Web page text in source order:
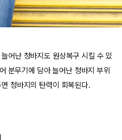
어난 청바지도 원상복구 시킬 수 있
분무기에 담아 늘어난 청바지 부위
청바지의 탄력이 회복된다.